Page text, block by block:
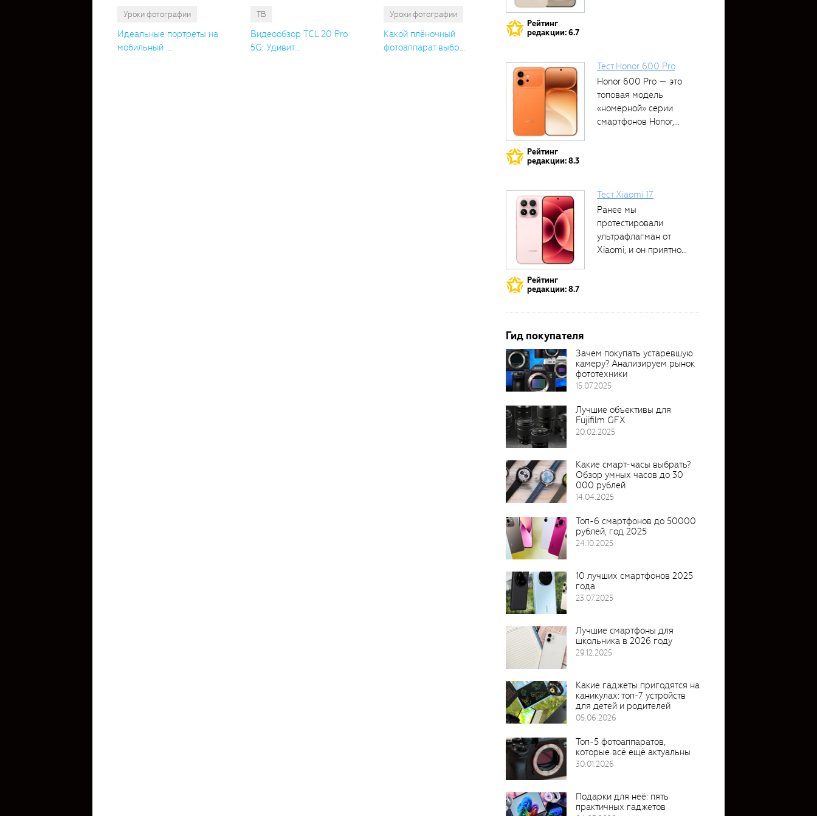
Уроки фотографии
Идеальные портреты на
мобильный ...
ТВ
Видеообзор TCL 20 Pro
5G: Удивит...
Уроки фотографии
Какой плёночный
фотоаппарат выбр...
Рейтинг
редакции: 6.7
Рейтинг
редакции: 8.3
Тест Honor 600 Pro
Honor 600 Pro — это
топовая модель
«номерной» серии
смартфонов Honor,...
Рейтинг
редакции: 8.7
Тест Xiaomi 17
Ранее мы
протестировали
ультрафлагман от
Xiaomi, и он приятно
Гид покупателя
Зачем покупать устаревшую
камеру? Анализируем рынок
фототехники
15.07.2025
Лучшие объективы для
Fujifilm GFX
20.02.2025
Какие смарт-часы выбрать?
Обзор умных часов до 30
000 рублей
14.04.2025
Топ-6 смартфонов до 50000
рублей, год 2025
24.10.2025
10 лучших смартфонов 2025
года
23.07.2025
Лучшие смартфоны для
школьника в 2026 году
29.12.2025
Какие гаджеты пригодятся на
каникулах: топ-7 устройств
для детей и родителей
05.06.2026
Топ-5 фотоаппаратов,
которые всё ещё актуальны
30.01.2026
Подарки для неё: пять
практичных гаджетов